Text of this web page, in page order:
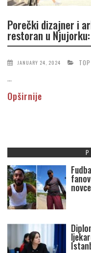
Porečki dizajner i
restoran u
JANUARY 24, 2024
...
Opširnije